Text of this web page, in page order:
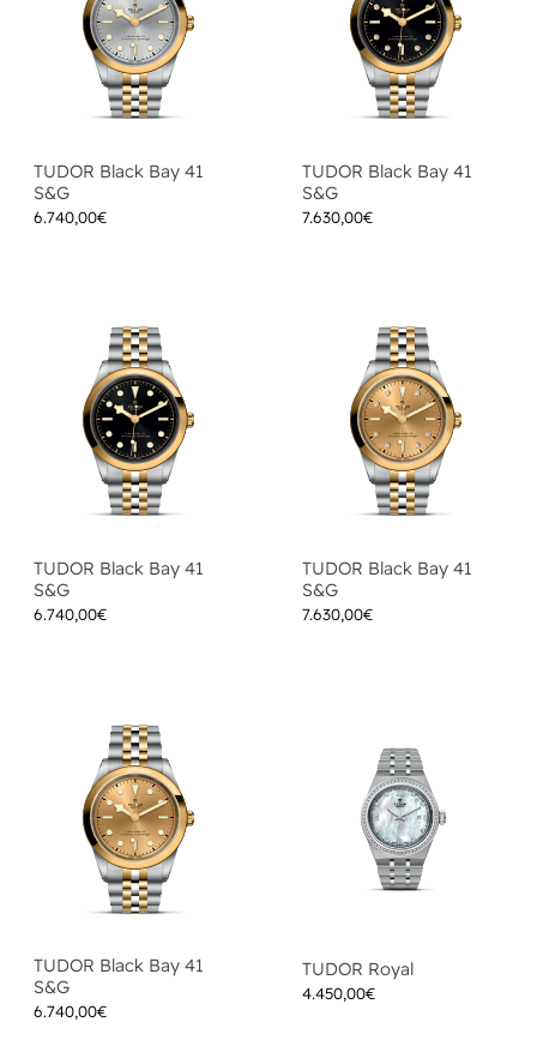
TUDOR Black Bay 41
S&G
6.740,00€
TUDOR Black Bay 41
S&G
7.630,00€
TUDOR Black Bay 41
S&G
6.740,00€
TUDOR Black Bay 41
S&G
7.630,00€
TUDOR Black Bay 41
S&G
6.740,00€
TUDOR Royal
4.450,00€